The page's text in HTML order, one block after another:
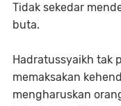
Tidak sekedar
buta.
Hadratussyaikh tak
memaksakan
mengharuskan